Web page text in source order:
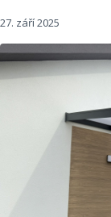
27. září 2025